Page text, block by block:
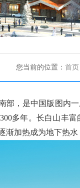
您当前的位置： 首页
部，是中国版图内
多年。长白山丰
加热成为地下热